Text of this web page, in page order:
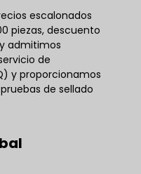
escalonados
piezas, descuento
admitimos
de
y proporcionamos
de sellado